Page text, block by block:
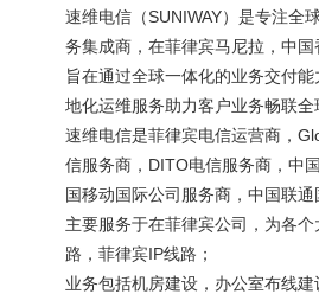
速维电信（SUNIWAY）是专注全
务集成商，在菲律宾马尼拉，中国
旨在通过全球一体化的业务交付
地化运维服务助力客户业务畅联全
速维电信是菲律宾电信运营商，
信服务商，DITO电信服务商，中
国移动国际公司服务商，中国联通
主要服务于在菲律宾公司，为各
路，菲律宾IP线路；
业务包括机房建设，办公室布线